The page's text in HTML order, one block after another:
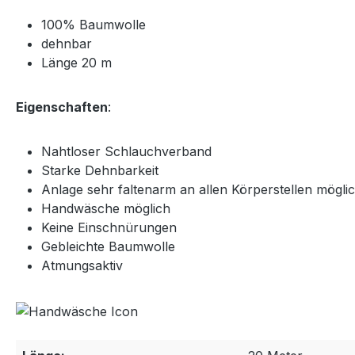
100% Baumwolle
dehnbar
Länge 20 m
Eigenschaften:
Nahtloser Schlauchverband
Starke Dehnbarkeit
Anlage sehr faltenarm an allen Körperstellen
Handwäsche möglich
Keine Einschnürungen
Gebleichte Baumwolle
Atmungsaktiv